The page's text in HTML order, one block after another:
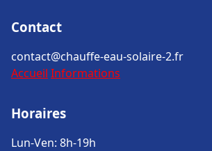
Contact
contact@chauffe-eau-solaire-2.fr
Accueil Informations
Horaires
Lun-Ven: 8h-19h